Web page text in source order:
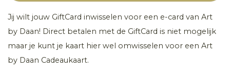
Jij wilt jouw GiftCard inwisselen voor een e-card van Art
by Daan! Direct betalen met de GiftCard is niet mogelijk
maar je kunt je kaart hier wel omwisselen voor een Art
by Daan Cadeaukaart.